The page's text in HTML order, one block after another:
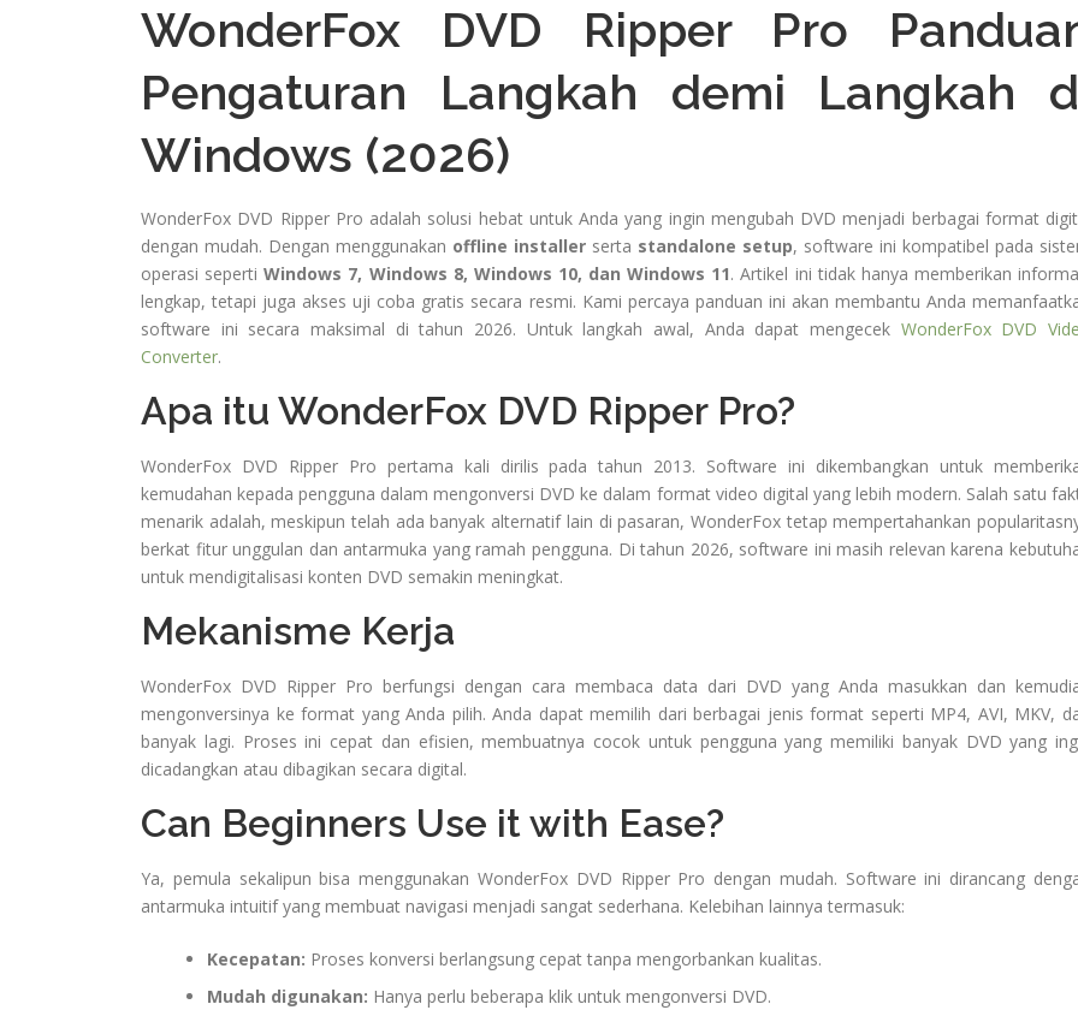
WonderFox DVD Ripper Pro
Pengaturan Langkah demi Langkah
Windows (2026)
WonderFox DVD Ripper Pro adalah solusi hebat untuk Anda yang ingin mengubah DVD menjadi berbagai format
dengan mudah. Dengan menggunakan offline installer serta standalone setup, software ini kompatibel pada
operasi sepertiWindows 7, Windows 8, Windows 10, dan Windows 11. Artikel ini tidak hanya memberikan
lengkap, tetapi juga akses uji coba gratis secara resmi. Kami percaya panduan ini akan membantu Anda
software ini secara maksimal di tahun 2026. Untuk langkah awal, Anda dapat mengecek WonderFox DVD
Converter.
Apa itu WonderFox DVD Ripper Pro?
WonderFox DVD Ripper Pro pertama kali dirilis pada tahun 2013. Software ini dikembangkan untuk
kemudahan kepada pengguna dalam mengonversi DVD ke dalam format video digital yang lebih modern. Salah satu
menarik adalah, meskipun telah ada banyak alternatif lain di pasaran, WonderFox tetap mempertahankan
berkat fitur unggulan dan antarmuka yang ramah pengguna. Di tahun 2026, software ini masih relevan karena
untuk mendigitalisasi konten DVD semakin meningkat.
Mekanisme Kerja
WonderFox DVD Ripper Pro berfungsi dengan cara membaca data dari DVD yang Anda masukkan dan
mengonversinya ke format yang Anda pilih. Anda dapat memilih dari berbagai jenis format seperti MP4, AVI, MKV,
banyak lagi. Proses ini cepat dan efisien, membuatnya cocok untuk pengguna yang memiliki banyak DVD yang
dicadangkan atau dibagikan secara digital.
Can Beginners Use it with Ease?
Ya, pemula sekalipun bisa menggunakan WonderFox DVD Ripper Pro dengan mudah. Software ini dirancang
antarmuka intuitif yang membuat navigasi menjadi sangat sederhana. Kelebihan lainnya termasuk:
Kecepatan: Proses konversi berlangsung cepat tanpa mengorbankan kualitas.
Mudah digunakan: Hanya perlu beberapa klik untuk mengonversi DVD.